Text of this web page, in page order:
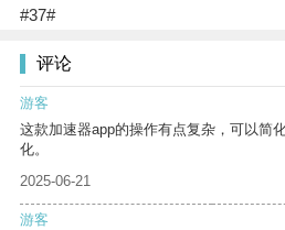
#37#
评论
游客
这款加速器app的操作有点复杂，可以简
化。
2025-06-21
游客